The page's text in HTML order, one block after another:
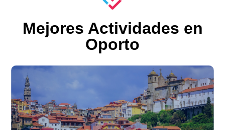
Mejores Actividades en
Oporto